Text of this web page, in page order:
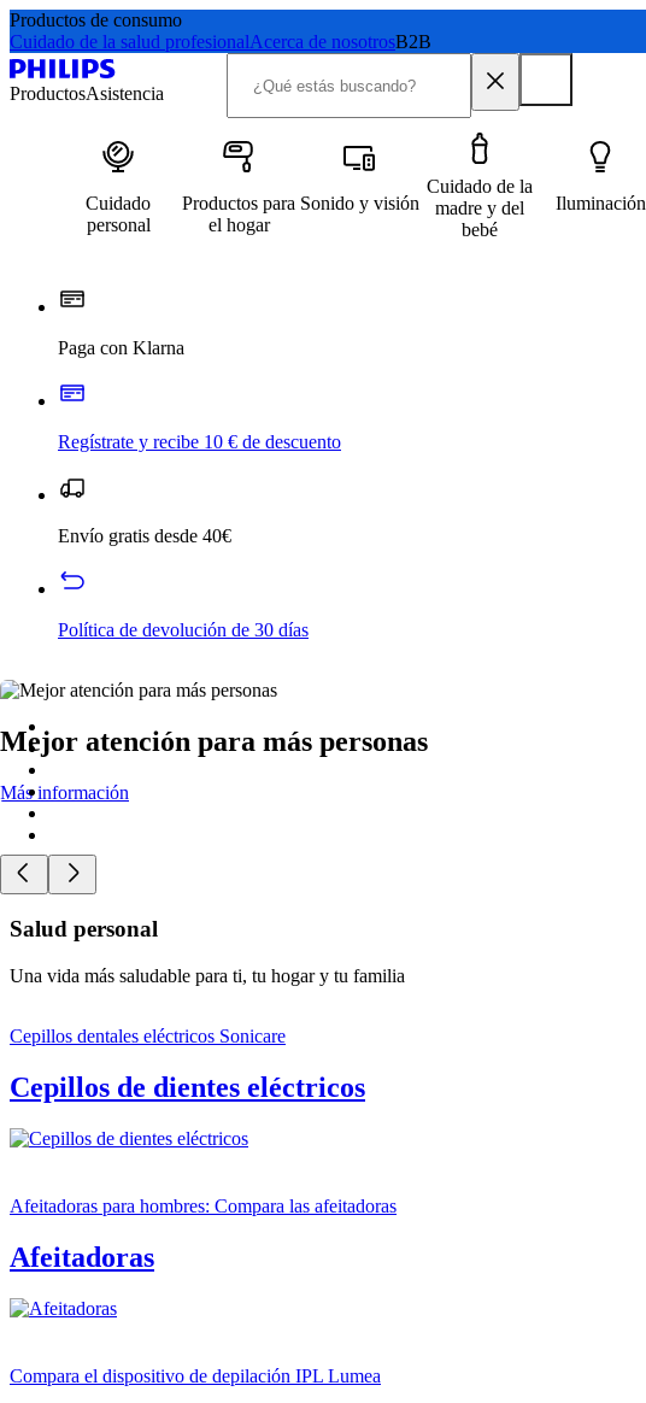
Productos de consumo
Cuidado de la salud profesionalAcerca de nosotrosB2B
ProductosAsistencia
Cuidado
personal
Productos para
el hogar
Sonido y visión
Cuidado de la
madre y del
bebé
Iluminación
Paga con Klarna
Regístrate y recibe 10 € de descuento
Envío gratis desde 40€
Política de devolución de 30 días
Mejor atención para más personas
Más información
Salud personal
Una vida más saludable para ti, tu hogar y tu familia
Cepillos dentales eléctricos Sonicare
Cepillos de dientes eléctricos
Afeitadoras para hombres: Compara las afeitadoras
Afeitadoras
Compara el dispositivo de depilación IPL Lumea